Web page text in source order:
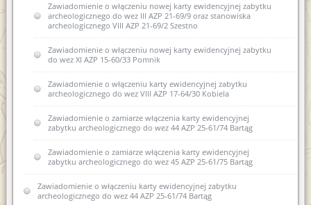
Zawiadomienie o włączeniu nowej karty ewidencyjnej zabytku
archeologicznego do wez III AZP 21-69/9 oraz stanowiska
archeologicznego VIII AZP 21-69/2 Szestno
Zawiadomienie o włączeniu nowej karty ewidencyjnej zabytku
do wez XI AZP 15-60/33 Pomnik
Zawiadomienie o włączeniu karty ewidencyjnej zabytku
archeologicznego do wez VIII AZP 17-64/30 Kobiela
Zawiadomienie o zamiarze włączenia karty ewidencyjnej
zabytku archeologicznego do wez 44 AZP 25-61/74 Bartąg
Zawiadomienie o zamiarze włączenia karty ewidencyjnej
zabytku archeologicznego do wez 45 AZP 25-61/75 Bartąg
Zawiadomienie o włączeniu karty ewidencyjnej zabytku
archeologicznego do wez 44 AZP 25-61/74 Bartąg